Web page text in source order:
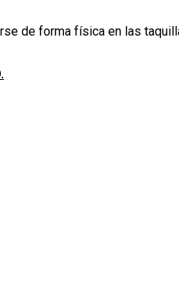
de forma física en las